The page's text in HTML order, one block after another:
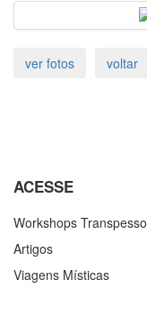
ACESSE
Workshops
Artigos
Viagens Místicas